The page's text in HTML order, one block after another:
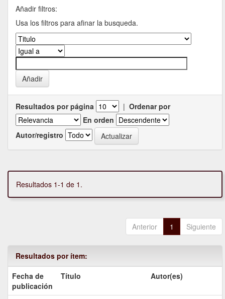
Añadir filtros:
Usa los filtros para afinar la busqueda.
Resultados por página | Ordenar por
En orden
Autor/registro
Resultados 1-1 de 1.
Anterior 1 Siguiente
Resultados por ítem:
Fecha de
publicación
Título Autor(es)